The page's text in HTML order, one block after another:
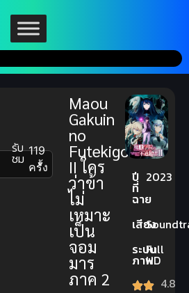
▼
รับ
ชม 119
ครั้ง
Maou
Gakuin
no
Futekigousha
II ใคร
ว่าข้า
ไม่
เหมาะ
เป็น
จอม
มาร
ภาค 2
ปี
ที่
ฉาย
2023
เสียง
ระบบ
ภาพ
Full
HD
4.8